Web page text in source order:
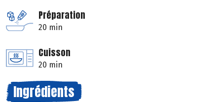
Préparation
20 min
Cuisson
20 min
Ingrédients